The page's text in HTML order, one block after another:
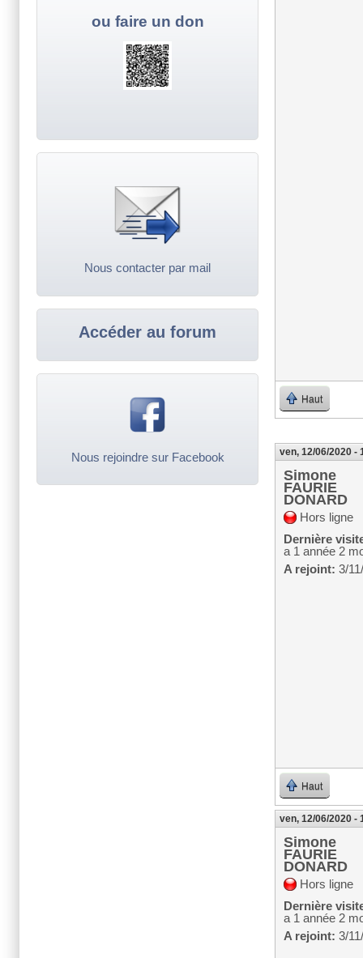
Haut
ven, 12/06/2020 -
Simone
FAURIE
DONARD
Hors ligne
Dernière
a 1 année 2
A rejoint: 3/
Haut
ven, 12/06/2020 -
Simone
FAURIE
DONARD
Hors ligne
Dernière
a 1 année 2
A rejoint: 3/
ou faire un don
Nous contacter par mail
Accéder au forum
Nous rejoindre sur Facebook